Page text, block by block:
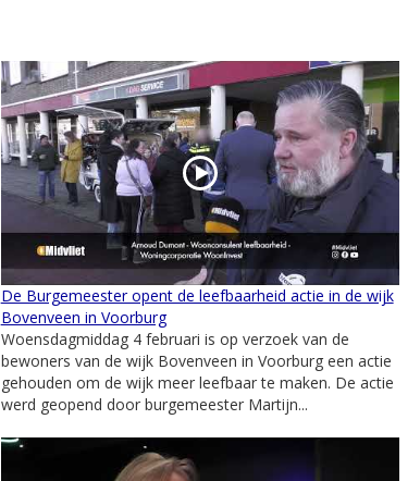
De Burgemeester opent de leefbaarheid actie in de wijk
Bovenveen in Voorburg
Woensdagmiddag 4 februari is op verzoek van de
bewoners van de wijk Bovenveen in Voorburg een actie
gehouden om de wijk meer leefbaar te maken. De actie
werd geopend door burgemeester Martijn...